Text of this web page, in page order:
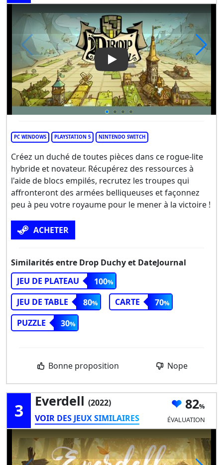
Play Video: Drop Duchy
PC WINDOWS PLAYSTATION 5 NINTENDO SWITCH
Créez un duché de toutes pièces dans ce rogue-lite
hybride et novateur. Récupérez des ressources à
l'aide de blocs empilés, recrutez les troupes qui
affronteront des armées belliqueuses et façonnez
peu à peu votre royaume pour le mener à la victoire !
ACHETER
Similarités entre Drop Duchy et DateJournal
JEU DE PLATEAU
100
JEU DE TABLE
80 CARTE
70
PUZZLE
30
Bonne proposition Nope
3 Everdell (2022)
VOIR DES JEUX SIMILAIRES
82
ÉVALUATION